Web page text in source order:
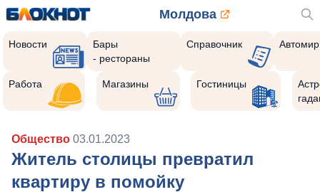
Молдова
Новости
Бары
- рестораны
Справочник Автомир
Работа Магазины Гостиницы
Общество 03.01.2023
Житель столицы превратил
квартиру в помойку